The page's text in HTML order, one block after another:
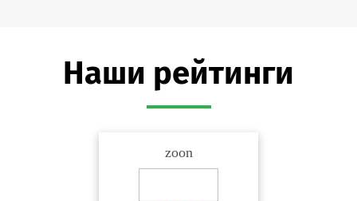
Наши рейтинги
zoon